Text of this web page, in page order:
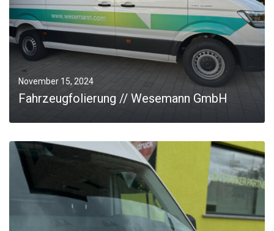
Kontakt
November 15, 2024
Fahrzeugfolierung // Wesemann GmbH